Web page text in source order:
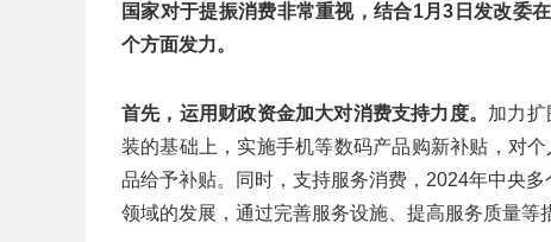
国家对于提振消费非常重视，结合1月3 日发改委
个方面发力。
首先，运用财政资金加大对消费支持力度。 加力扩
装的基础上，实施手机等数码产品购新补贴，对
品给予补贴。同时，支持服务消费，2024年中央
领域的发展，通过完善服务设施、提高服务质量等